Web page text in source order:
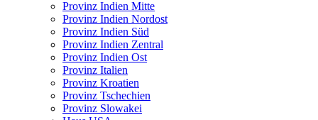
Provinz Indien Mitte
Provinz Indien Nordost
Provinz Indien Süd
Provinz Indien Zentral
Provinz Indien Ost
Provinz Italien
Provinz Kroatien
Provinz Tschechien
Provinz Slowakei